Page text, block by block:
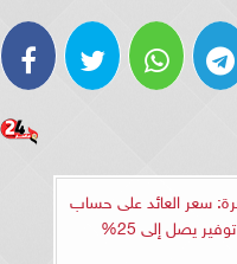
سعر العائد على حساب
يصل إلى 25%